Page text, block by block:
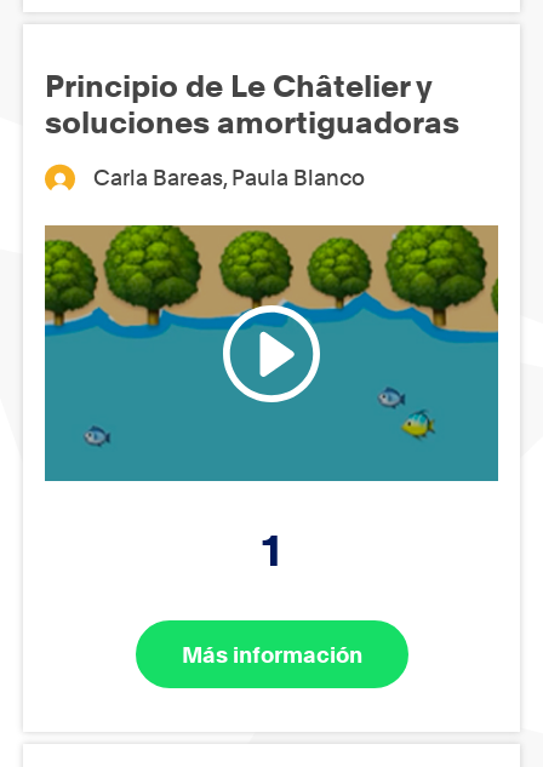
Principio de Le Châtelier y
soluciones amortiguadoras
Carla Bareas, Paula Blanco
1
Más información